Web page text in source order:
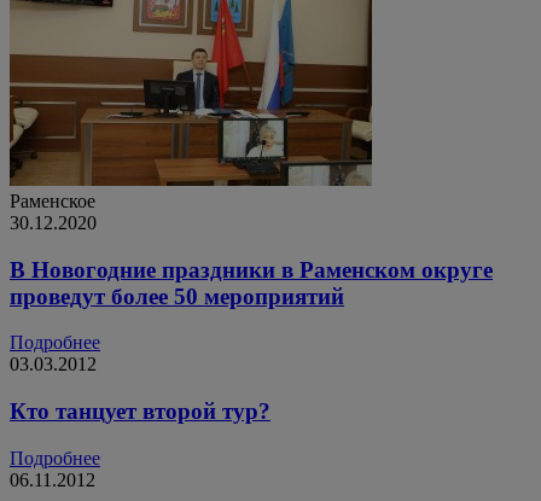
Раменское
30.12.2020
В Новогодние праздники в Раменском округе
проведут более 50 мероприятий
Подробнее
03.03.2012
Кто танцует второй тур?
Подробнее
06.11.2012